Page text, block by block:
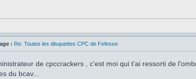
: Re: Toutes les disquettes CPC de Fefesse
de cpccrackers , c'est moi qui t'ai ressorti de
du bcav...